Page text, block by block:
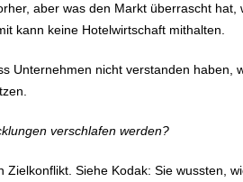
aber was den Markt überrascht
kann keine Hotelwirtschaft mithalten.
Unternehmen nicht verstanden haben,
verschlafen werden?
Zielkonflikt. Siehe Kodak: Sie wussten,